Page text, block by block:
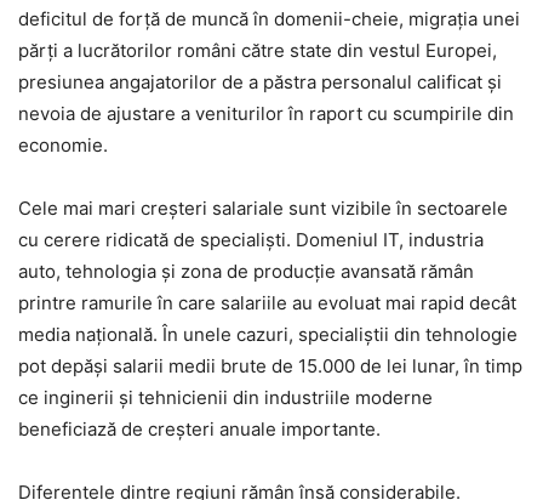
deficitul de forță de muncă în domenii-cheie, migrația unei
părți a lucrătorilor români către state din vestul Europei,
presiunea angajatorilor de a păstra personalul calificat și
nevoia de ajustare a veniturilor în raport cu scumpirile din
economie.
Cele mai mari creșteri salariale sunt vizibile în sectoarele
cu cerere ridicată de specialiști. Domeniul IT, industria
auto, tehnologia și zona de producție avansată rămân
printre ramurile în care salariile au evoluat mai rapid decât
media națională. În unele cazuri, specialiștii din tehnologie
pot depăși salarii medii brute de 15.000 de lei lunar, în timp
ce inginerii și tehnicienii din industriile moderne
beneficiază de creșteri anuale importante.
Diferențele dintre regiuni rămân însă considerabile.